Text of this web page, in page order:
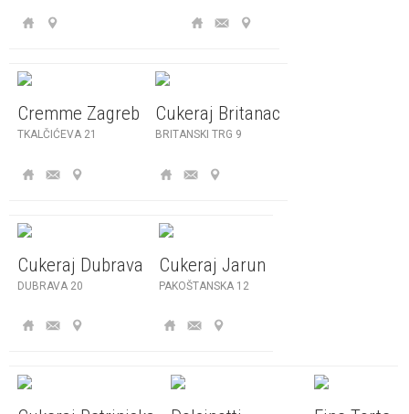
Cremme Zagreb
TKALČIĆEVA 21
Cukeraj Britanac
BRITANSKI TRG 9
Cukeraj Dubrava
DUBRAVA 20
Cukeraj Jarun
PAKOŠTANSKA 12